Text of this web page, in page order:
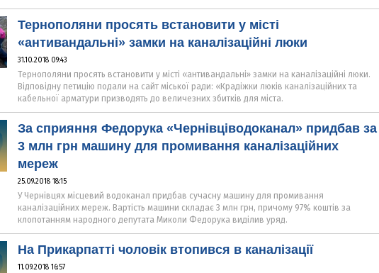
Тернополяни просять встановити у місті
«антивандальні» замки на каналізаційні люки
31.10.2018 09:43
Тернополяни просять встановити у місті «антивандальні» замки на каналізаційні люки.
Відповідну петицію подали на сайт міської ради: «Крадіжки люків каналізаційних та
кабельної арматури призводять до величезних збитків для міста.
За сприяння Федорука «Чернівціводоканал» придбав за
3 млн грн машину для промивання каналізаційних
мереж
25.09.2018 18:15
У Чернівцях місцевий водоканал придбав сучасну машину для промивання
каналізаційних мереж. Вартість машини складає 3 млн грн, причому 97% коштів за
клопотанням народного депутата Миколи Федорука виділив уряд.
На Прикарпатті чоловік втопився в каналізації
11.09.2018 16:57